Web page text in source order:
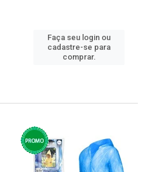
Faça seu login ou
cadastre-se para
comprar.